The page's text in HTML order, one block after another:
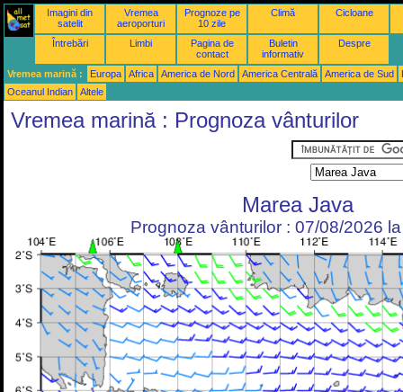
Imagini din
satelit
Vremea
aeroporturi
Prognoze pe
10 zile
Climă Cicloane
Întrebări Limbi
Pagina de
contact
Buletin
informativ
Despre
Vremea marină : Europa Africa America de Nord America Centrală America de Sud
Oceanul Indian
Altele
Vremea marină : Prognoza vânturilor
Marea Java
Prognoza vânturilor : 07/08/2026